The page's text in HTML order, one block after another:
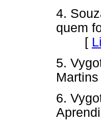
4.
quem
[
5.
6.